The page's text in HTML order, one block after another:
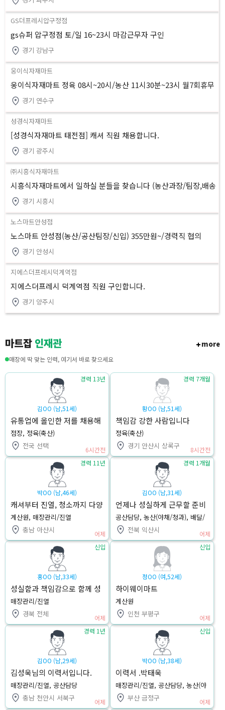
GS더프레시압구정점
gs슈퍼 압구정점 토/일 16~23시 마감근무자 구인
경기 강남구
웅이식자재마트
웅이식자재마트 정육 08시~20시/농산 11시30분~23시 월7회휴무
연수동
경기 연수구
성경식자재마트
[성경식자재마트 태전점] 캐셔 직원 채용합니다.
경기 광주시
㈜시흥식자재마트
시흥식자재마트에서 일하실 분들을 찾습니다 (농산과장/팀장,배송
기사,계산원,공산대리/과장)
경기 시흥시
노스마트안성점
노스마트 안성점(농산/공산팀장/신입) 355만원~/경력직 협의
경기 안성시
지에스더프레시덕계역점
지에스더프레시 덕계역점 직원 구인합니다.
경기 양주시
마트잡 인재관 more
매장에 딱 맞는 인력, 여기서 바로 찾으세요
김OO (남,51세)
유통업에 올인한 저를 채용해
주세요
점장, 정육(축산)
전국 선택
경력 13년
6시간전
황OO (남,51세)
책임감 강한 사람입니다
정육(축산)
경기 안산시 상록구
경력 7개월
8시간전
박OO (남,46세)
캐셔부터 진열, 청소까지 다양
한 업무가 가능합니다
계산원, 매장관리/진열
충남 아산시
경력 11년
어제
김OO (남,31세)
언제나 성실하게 근무할 준비
가 되어 있습니다.
공산담당, 농산(야채/청과), 배달/
배송기사
전북 익산시
경력 1개월
어제
홍OO (남,33세)
성실함과 책임감으로 함께 성
장하겠습니다
매장관리/진열
경북 전체
신입
어제
정OO (여,52세)
하이웨이마트
계산원
인천 부평구
신입
어제
김OO (남,29세)
김성욱님의 이력서입니다.
매장관리/진열, 공산담당
충남 천안시 서북구
경력 1년
어제
박OO (남,38세)
이력서 .박태욱
매장관리/진열, 공산담당, 농산(야
채/청과)
부산 금정구
신입
어제